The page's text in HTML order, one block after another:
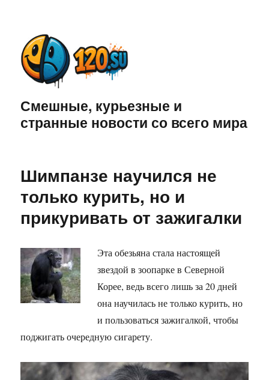
Смешные, курьезные и
странные новости со всего мира
Шимпанзе научился не
только курить, но и
прикуривать от зажигалки
Эта обезьяна стала настоящей
звездой в зоопарке в Северной
Корее, ведь всего лишь за 20 дней
она научилась не только курить, но
и пользоваться зажигалкой, чтобы
поджигать очередную сигарету.